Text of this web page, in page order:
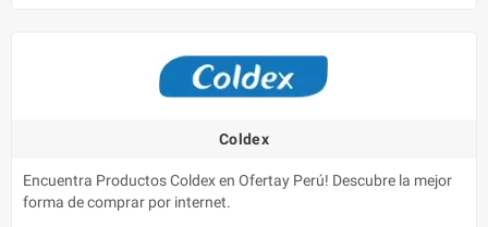
Coldex
Encuentra Productos Coldex en Ofertay Perú! Descubre la mejor
forma de comprar por internet.